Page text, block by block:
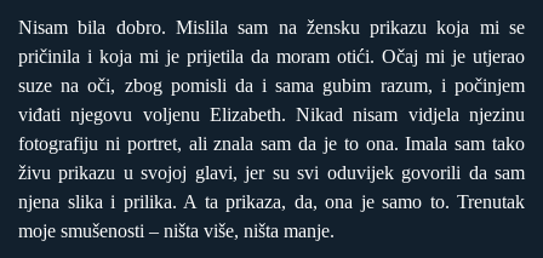
Nisam bila dobro. Mislila sam na žensku prikazu koja mi se
pričinila i koja mi je prijetila da moram otići. Očaj mi je utjerao
suze na oči, zbog pomisli da i sama gubim razum, i počinjem
viđati njegovu voljenu Elizabeth. Nikad nisam vidjela njezinu
fotografiju ni portret, ali znala sam da je to ona. Imala sam tako
živu prikazu u svojoj glavi, jer su svi oduvijek govorili da sam
njena slika i prilika. A ta prikaza, da, ona je samo to. Trenutak
moje smušenosti – ništa više, ništa manje.